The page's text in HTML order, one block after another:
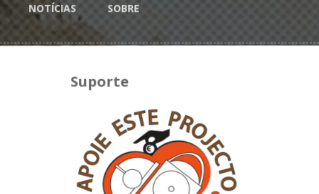
NOTÍCIAS SOBRE
Suporte